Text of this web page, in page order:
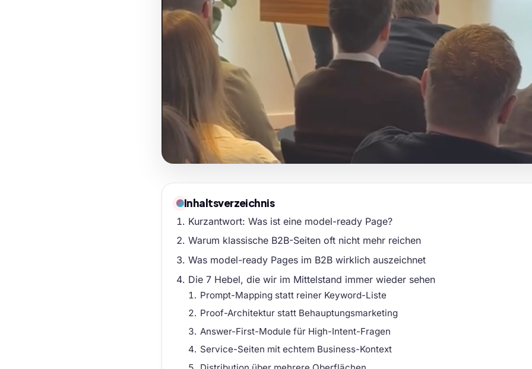
Inhaltsverzeichnis
Kurzantwort: Was ist eine model-ready Page?
Warum klassische B2B-Seiten oft nicht mehr reichen
Was model-ready Pages im B2B wirklich auszeichnet
Die 7 Hebel, die wir im Mittelstand immer wieder sehen
Prompt-Mapping statt reiner Keyword-Liste
Proof-Architektur statt Behauptungsmarketing
Answer-First-Module für High-Intent-Fragen
Service-Seiten mit echtem Business-Kontext